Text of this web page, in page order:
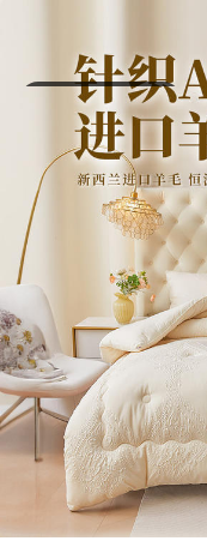
有 1 人正在浏览此商品